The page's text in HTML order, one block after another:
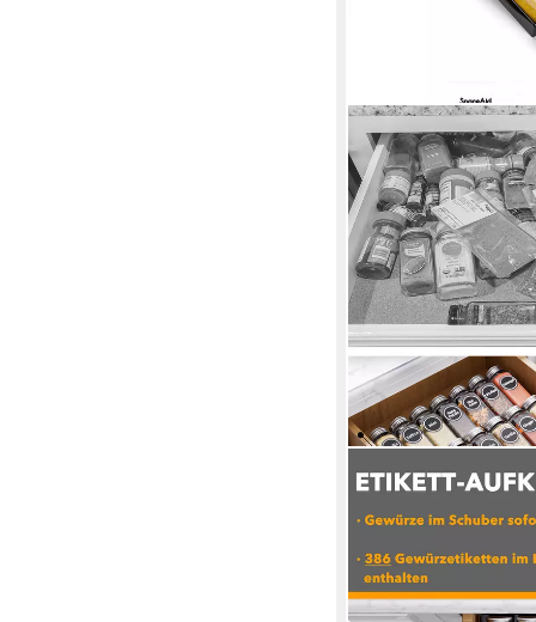
SPACEAID
Gewürzregal 4
33 x 6.4 x 44.5 cm B/H/T
-62%
in 5-6 Werktagen bei dir